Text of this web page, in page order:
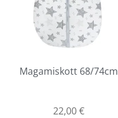
Magamiskott 68/74cm
22,00€